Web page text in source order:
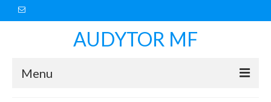
AUDYTOR MF
Menu